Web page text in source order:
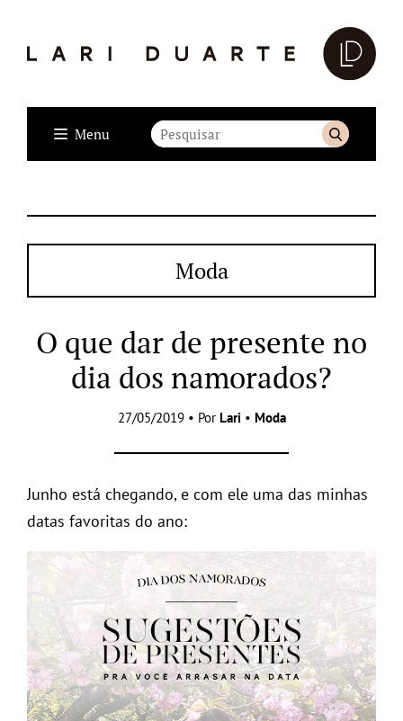
Menu
Moda
O que dar de presente no
dia dos namorados?
27/05/2019 • Por Lari • Moda
Junho está chegando, e com ele uma das minhas
datas favoritas do ano: